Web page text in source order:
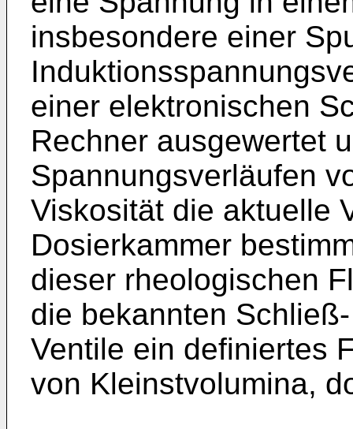
insbesondere einer
einer elektronischen
Rechner ausgewertet
Spannungsverläufen
Viskosität die aktuelle
Dosierkammer
dieser rheologischen
die bekannten
Ventile ein definiertes
von Kleinstvolumina,